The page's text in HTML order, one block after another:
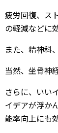
疲労回復、ス
の軽減などに
また、精神科
当然、坐骨神
さらに、いい
イデアが浮か
能率向上にも